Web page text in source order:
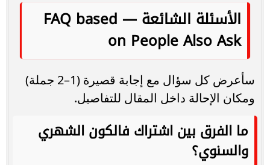
الأسئلة الشائعة — FAQ based
on People Also Ask
سأعرض كل سؤال مع إجابة قصيرة (1–2 جملة)
ومكان الإحالة داخل المقال للتفاصيل.
ما الفرق بين اشتراك فالكون الشهري
والسنوي؟